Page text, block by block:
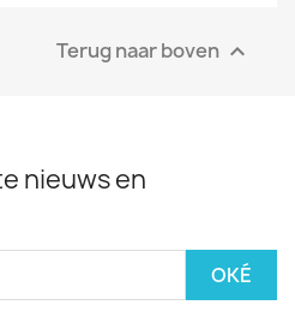
Terug naar boven 
nieuws en